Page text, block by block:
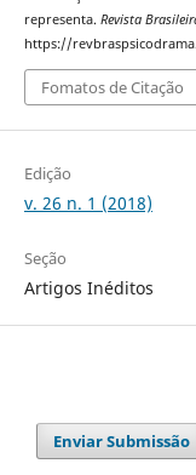
representa. Revista
https://
Fomatos de Citação
Edição
v. 26 n. 1 (2018)
Seção
Artigos Inéditos
Enviar Submissão